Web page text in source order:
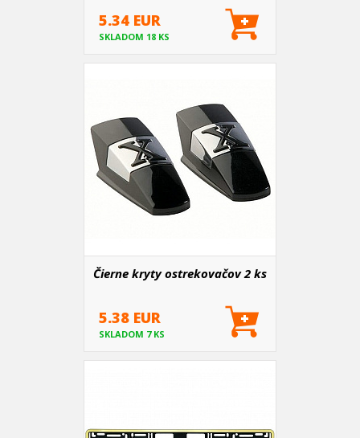
5.34 EUR
SKLADOM 18 KS
Čierne kryty ostrekovačov 2 ks
5.38 EUR
SKLADOM 7 KS